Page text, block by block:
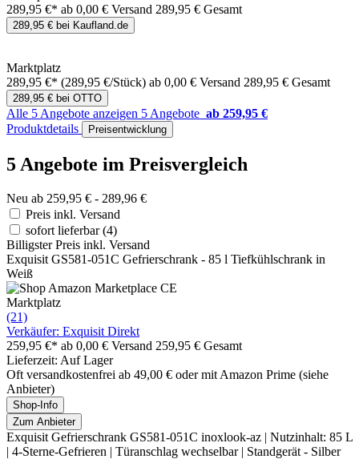
289,95 €* ab 0,00 € Versand 289,95 € Gesamt
289,95 € bei Kaufland.de
Marktplatz
289,95 €* (289,95 €/Stück) ab 0,00 € Versand 289,95 € Gesamt
289,95 € bei OTTO
Alle 5 Angebote anzeigen 5 Angebote ab 259,95 €
Produktdetails
Preisentwicklung
5 Angebote im Preisvergleich
Neu ab 259,95 € - 289,96 €
Preis inkl. Versand
sofort lieferbar(4)
Billigster Preis inkl. Versand
Exquisit GS581-051C Gefrierschrank - 85 l Tiefkühlschrank in
Weiß
Marktplatz
(21)
Verkäufer: Exquisit Direkt
259,95 €* ab 0,00 € Versand 259,95 € Gesamt
Lieferzeit: Auf Lager
Oft versandkostenfrei ab 49,00 € oder mit Amazon Prime (siehe
Anbieter)
Shop-Info
Zum Anbieter
Exquisit Gefrierschrank GS581-051C inoxlook-az | Nutzinhalt: 85 L
| 4-Sterne-Gefrieren | Türanschlag wechselbar | Standgerät - Silber